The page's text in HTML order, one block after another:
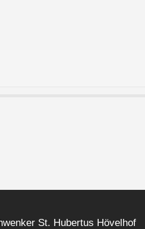
St. Hubertus Hövelhof